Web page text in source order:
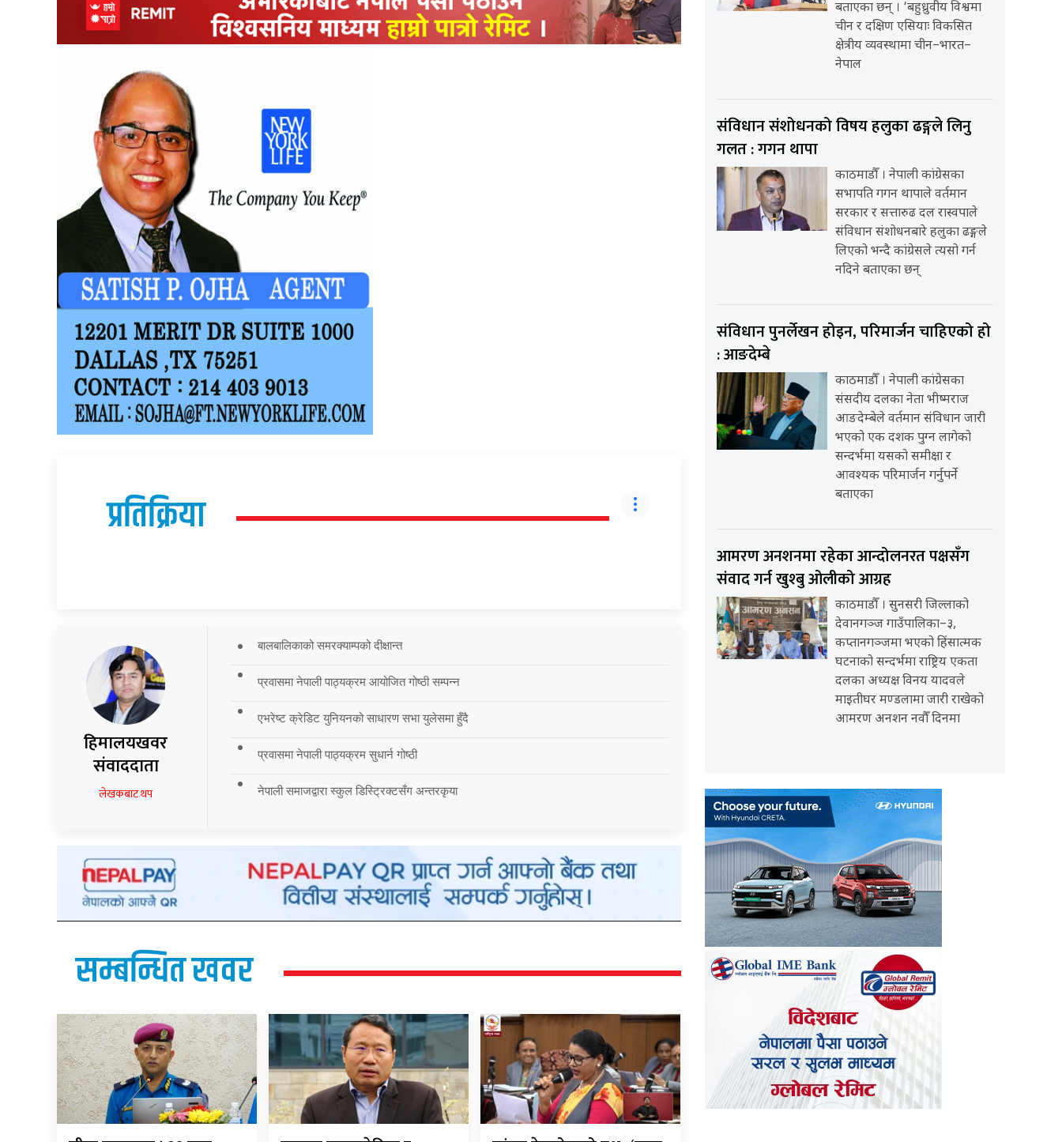
प्रतिक्रिया
हिमालयखवर
संवाददाता
लेखकबाट थप
बालबालिकाको समरक्याम्पको दीक्षान्त
प्रवासमा नेपाली पाठ्यक्रम आयोजित गोष्ठी सम्पन्न
एभरेष्ट क्रेडिट युनियनको साधारण सभा युलेसमा हुँदै
प्रवासमा नेपाली पाठ्यक्रम सुधार्न गोष्ठी
नेपाली समाजद्वारा स्कुल डिस्ट्रिक्टसँग अन्तरकृया
सम्बन्धित खवर
बताएका छन् । ‘बहुध्रुवीय विश्वमा
चीन र दक्षिण एसियाः विकसित
क्षेत्रीय व्यवस्थामा चीन–भारत–
नेपाल
संविधान संशोधनको विषय हलुका ढङ्गले लिनु
गलत : गगन थापा
काठमाडौँ । नेपाली कांग्रेसका
सभापति गगन थापाले वर्तमान
सरकार र सत्तारुढ दल रास्वपाले
संविधान संशोधनबारे हलुका ढङ्गले
लिएको भन्दै कांग्रेसले त्यसो गर्न
नदिने बताएका छन्
संविधान पुनर्लेखन होइन, परिमार्जन चाहिएको हो
: आङदेम्बे
काठमाडौँ । नेपाली कांग्रेसका
संसदीय दलका नेता भीष्मराज
आङदेम्बेले वर्तमान संविधान जारी
भएको एक दशक पुग्न लागेको
सन्दर्भमा यसको समीक्षा र
आवश्यक परिमार्जन गर्नुपर्ने
बताएका
आमरण अनशनमा रहेका आन्दोलनरत पक्षसँग
संवाद गर्न खुश्बु ओलीको आग्रह
काठमाडौँ । सुनसरी जिल्लाको
देवानगञ्ज गाउँपालिका–३,
कप्तानगञ्जमा भएको हिंसात्मक
घटनाको सन्दर्भमा राष्ट्रिय एकता
दलका अध्यक्ष विनय यादवले
माइतीघर मण्डलामा जारी राखेको
आमरण अनशन नवौँ दिनमा